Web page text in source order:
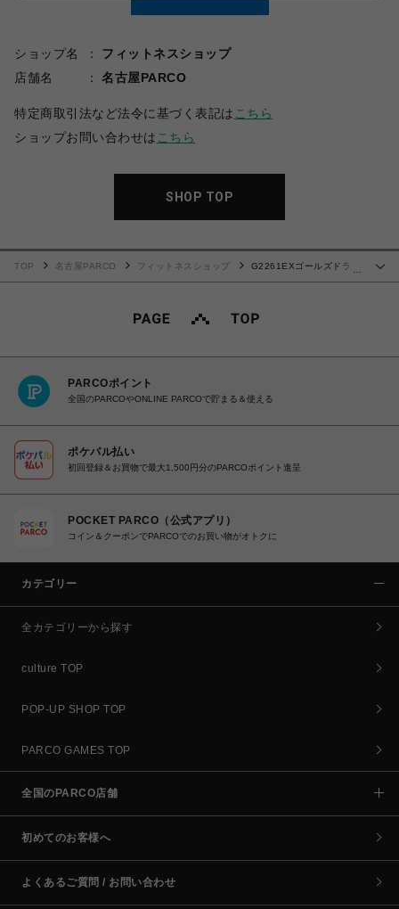
ショップ名
フィットネスショップ
店舗名
名古屋PARCO
特定商取引法など法令に基づく表記は こちら
ショップお問い合わせは こちら
SHOP TOP
TOP 名古屋PARCO フィットネスショップ
G2261EXゴールズドライ
PARCOポイント
全国のPARCOやONLINE PARCOで貯まる＆使える
ポケパル払い
初回登録＆お買物で最大1,500円分のPARCOポイント進呈
POCKET PARCO（公式アプリ）
コイン＆クーポンでPARCOでのお買い物がオトクに
カテゴリー
全カテゴリーから探す
culture TOP
POP-UP SHOP TOP
PARCO GAMES TOP
全国のPARCO店舗
初めてのお客様へ
よくあるご質問 / お問い合わせ